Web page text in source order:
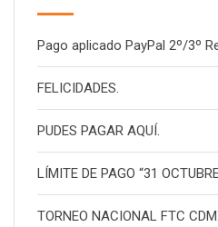
Pago aplicado PayPal 2º/3º
FELICIDADES.
PUDES PAGAR AQUÍ.
LÍMITE DE PAGO “31
TORNEO NACIONAL FTC